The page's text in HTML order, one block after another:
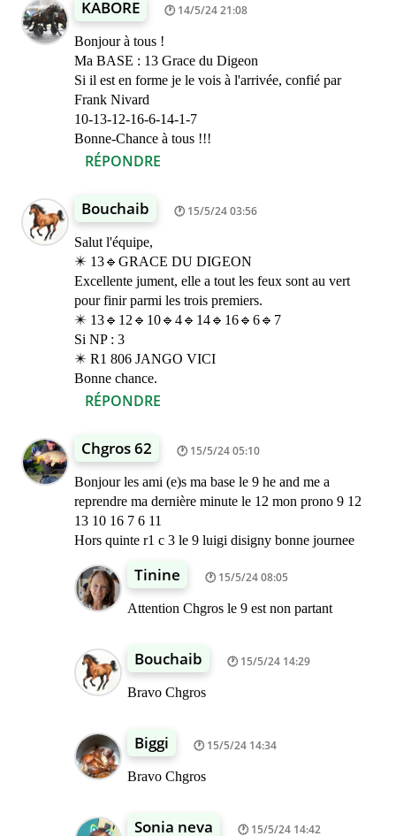
KABORE 14/5/24 21:08
Bonjour à tous !
Ma BASE : 13 Grace du Digeon
Si il est en forme je le vois à l'arrivée, confié par
Frank Nivard
10-13-12-16-6-14-1-7
Bonne-Chance à tous !!!
RÉPONDRE
Bouchaib 15/5/24 03:56
Salut l'équipe,
✴️ 13🔹GRACE DU DIGEON
Excellente jument, elle a tout les feux sont au vert
pour finir parmi les trois premiers.
✴️ 13🔹12🔹10🔹4🔹14🔹16🔹6🔹7
Si NP : 3
✴️ R1 806 JANGO VICI
Bonne chance.
RÉPONDRE
Chgros 62 15/5/24 05:10
Bonjour les ami (e)s ma base le 9 he and me a
reprendre ma dernière minute le 12 mon prono 9 12
13 10 16 7 6 11
Hors quinte r1 c 3 le 9 luigi disigny bonne journee
Tinine 15/5/24 08:05
Attention Chgros le 9 est non partant
Bouchaib 15/5/24 14:29
Bravo Chgros
Biggi 15/5/24 14:34
Bravo Chgros
Sonia neva 15/5/24 14:42